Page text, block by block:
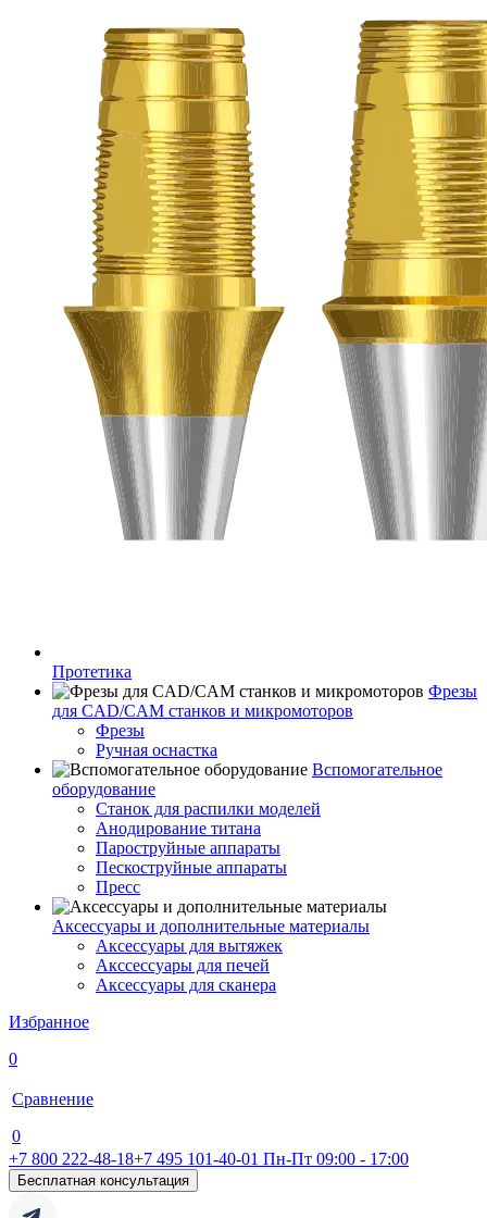
Протетика
Фрезы
для CAD/CAM станков и микромоторов
Фрезы
Ручная оснастка
Вспомогательное
оборудование
Станок для распилки моделей
Анодирование титана
Пароструйные аппараты
Пескоструйные аппараты
Пресс
Аксессуары и дополнительные материалы
Аксессуары для вытяжек
Акссессуары для печей
Аксессуары для сканера
Избранное
0
Сравнение
0
+7 800 222-48-18+7 495 101-40-01 Пн-Пт 09:00 - 17:00
Бесплатная консультация